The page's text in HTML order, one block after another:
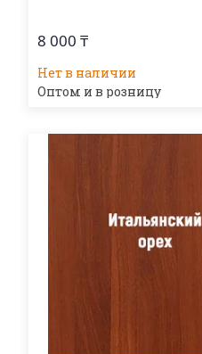
8 000 ₸
Нет в наличии
Оптом и в розницу